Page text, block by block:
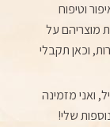
וטיפוח
מוצריהם על
וכאן תקבלי
ואני מזמינה
שלי!